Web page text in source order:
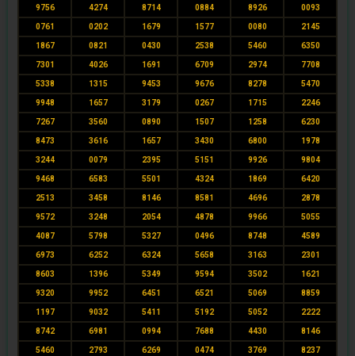
9756 4274 8714 0884 8926 0093
0761 0202 1679 1577 0080 2145
1867 0821 0430 2538 5460 6350
7301 4026 1691 6709 2974 7708
5338 1315 9453 9676 8278 5470
9948 1657 3179 0267 1715 2246
7267 3560 0890 1507 1258 6230
8473 3616 1657 3430 6800 1978
3244 0079 2395 5151 9926 9804
9468 6583 5501 4324 1869 6420
2513 3458 8146 8581 4696 2878
9572 3248 2054 4878 9966 5055
4087 5798 5327 0496 8748 4589
6973 6252 6324 5658 3163 2301
8603 1396 5349 9594 3502 1621
9320 9952 6451 6521 5069 8859
1197 9032 5411 5192 5052 2222
8742 6981 0994 7688 4430 8146
5460 2793 6269 0474 3769 8237